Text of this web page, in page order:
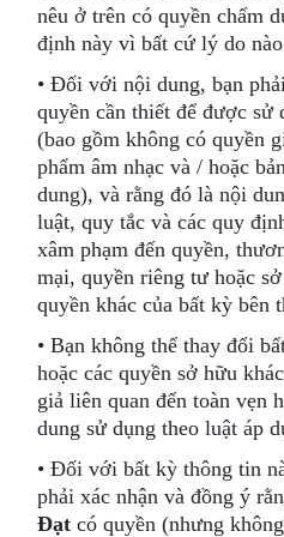
nêu ở trên có quyền chấm
định này vì bất cứ lý do
• Đối với nội dung, bạn
quyền cần thiết để được sử
(bao gồm không có quyền
phẩm âm nhạc và / hoặc
dung), và rằng đó là nội
luật, quy tắc và các quy
xâm phạm đến quyền,
mại, quyền riêng tư hoặc
quyền khác của bất kỳ bên
• Bạn không thể thay đổi
hoặc các quyền sở hữu
giả liên quan đến toàn vẹn
dung sử dụng theo luật áp
• Đối với bất kỳ thông tin
phải xác nhận và đồng ý
Đạt có quyền (nhưng